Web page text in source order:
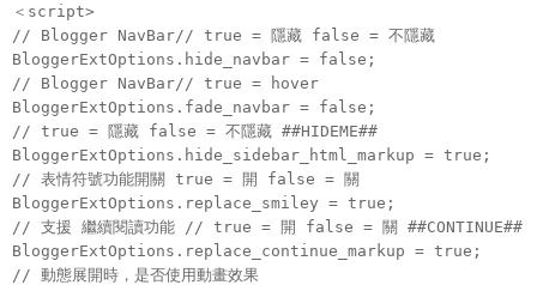
＜script>
// Blogger NavBar// true = 隱藏 false = 不隱藏
BloggerExtOptions.hide_navbar = false;
// Blogger NavBar// true = hover
BloggerExtOptions.fade_navbar = false;
// true = 隱藏 false = 不隱藏 ##HIDEME##
BloggerExtOptions.hide_sidebar_html_markup = true;
// 表情符號功能開關 true = 開 false = 關
BloggerExtOptions.replace_smiley = true;
// 支援 繼續閱讀功能 // true = 開 false = 關 ##CONTINUE##
BloggerExtOptions.replace_continue_markup = true;
// 動態展開時，是否使用動畫效果